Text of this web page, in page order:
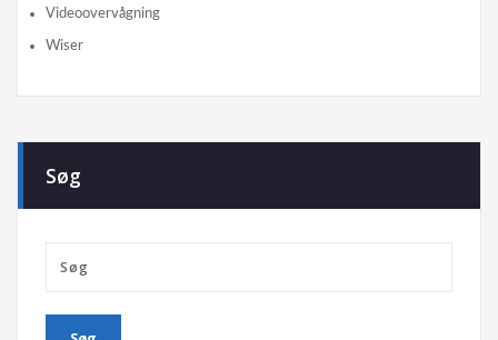
Videoovervågning
Wiser
Søg